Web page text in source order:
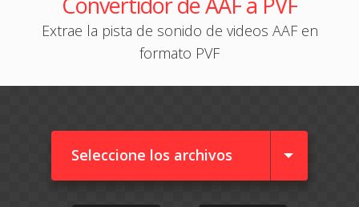
Extrae la pista de sonido de videos AAF en
formato PVF
Seleccione los archivos